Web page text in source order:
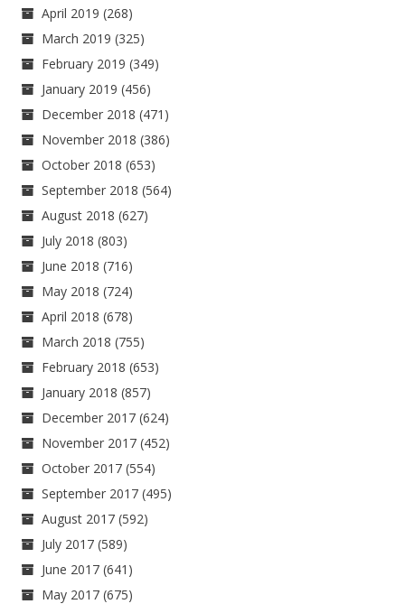
April 2019 (268)
March 2019 (325)
February 2019 (349)
January 2019 (456)
December 2018 (471)
November 2018 (386)
October 2018 (653)
September 2018 (564)
August 2018 (627)
July 2018 (803)
June 2018 (716)
May 2018 (724)
April 2018 (678)
March 2018 (755)
February 2018 (653)
January 2018 (857)
December 2017 (624)
November 2017 (452)
October 2017 (554)
September 2017 (495)
August 2017 (592)
July 2017 (589)
June 2017 (641)
May 2017 (675)